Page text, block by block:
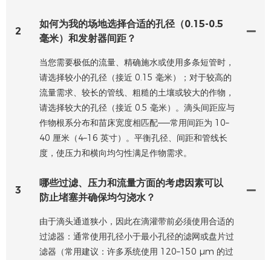
2
如何为我的场地选择合适的孔径（0.15-0.5
毫米）和发射器间距？
当您需要极低的流量、精确施水或使用多条短管时，
请选择较小的孔径（接近 0.15 毫米）；对于较高的
流量需求、较长的管线、粗糙的土壤或较大的作物，
请选择较大的孔径（接近 0.5 毫米）。滴头间距应与
作物根系分布和苗床宽度相匹配——常用间距为 10–
40 厘米（4–16 英寸）。平衡孔径、间距和管线长
度，使压力和横向均匀性满足作物需求。
3
哪些过滤、压力和流量方面的考虑因素可以
防止堵塞并确保均匀浇水？
由于滴头通道狭小，因此在滴灌带前必须使用合适的
过滤器：通常使用孔径小于最小孔径的滤网或盘片过
滤器（常用建议：许多系统使用 120–150 µm 的过